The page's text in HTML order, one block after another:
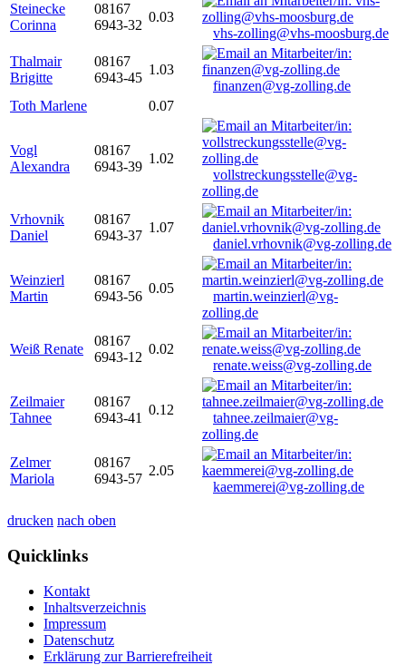
Steinecke
Corinna
08167
6943-32
0.03
vhs-zolling@vhs-moosburg.de
Thalmair
Brigitte
08167
6943-45
1.03
finanzen@vg-zolling.de
Toth Marlene
0.07
Vogl
Alexandra
08167
6943-39
1.02
vollstreckungsstelle@vg-
zolling.de
Vrhovnik
Daniel
08167
6943-37
1.07
daniel.vrhovnik@vg-zolling.de
Weinzierl
Martin
08167
6943-56
0.05
martin.weinzierl@vg-
zolling.de
Weiß Renate
08167
6943-12
0.02
renate.weiss@vg-zolling.de
Zeilmaier
Tahnee
08167
6943-41
0.12
tahnee.zeilmaier@vg-
zolling.de
Zelmer
Mariola
08167
6943-57
2.05
kaemmerei@vg-zolling.de
drucken nach oben
Quicklinks
Kontakt
Inhaltsverzeichnis
Impressum
Datenschutz
Erklärung zur Barrierefreiheit